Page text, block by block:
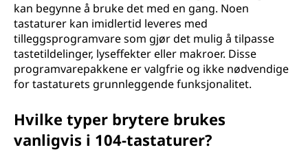
kan begynne å bruke det med en gang. Noen
tastaturer kan imidlertid leveres med
tilleggsprogramvare som gjør det mulig å tilpasse
tastetildelinger, lyseffekter eller makroer. Disse
programvarepakkene er valgfrie og ikke nødvendige
for tastaturets grunnleggende funksjonalitet.
Hvilke typer brytere brukes
vanligvis i 104-tastaturer?